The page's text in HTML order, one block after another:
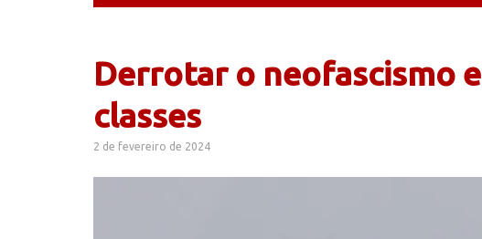
Derrotar o neofascismo
classes
2 de fevereiro de 2024